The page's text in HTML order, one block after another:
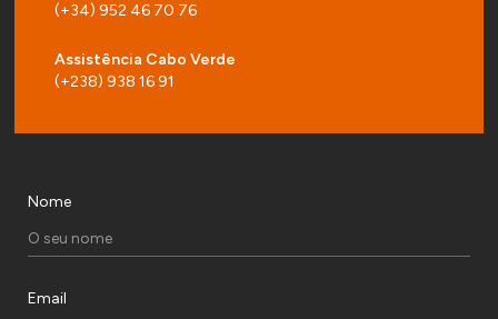
(+34) 952 46 70 76
Assistência Cabo Verde
(+238) 938 16 91
Nome
Email